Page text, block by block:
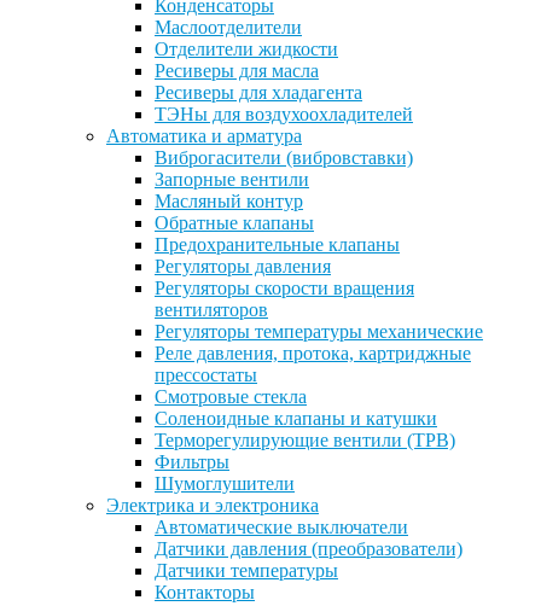
Конденсаторы
Маслоотделители
Отделители жидкости
Ресиверы для масла
Ресиверы для хладагента
ТЭНы для воздухоохладителей
Автоматика и арматура
Виброгасители (вибровставки)
Запорные вентили
Масляный контур
Обратные клапаны
Предохранительные клапаны
Регуляторы давления
Регуляторы скорости вращения
вентиляторов
Регуляторы температуры механические
Реле давления, протока, картриджные
прессостаты
Смотровые стекла
Соленоидные клапаны и катушки
Терморегулирующие вентили (ТРВ)
Фильтры
Шумоглушители
Электрика и электроника
Автоматические выключатели
Датчики давления (преобразователи)
Датчики температуры
Контакторы